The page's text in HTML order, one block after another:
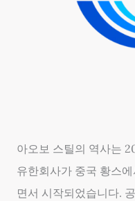
아오보 스틸의 역사는
유한회사가 중국 황스
면서 시작되었습니다.